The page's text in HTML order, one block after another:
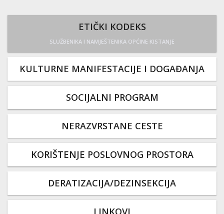
ETIČKI KODEKS
SLUŽBENIKA I NAMJEŠTENIKA OPĆINE KISTANJE
KULTURNE MANIFESTACIJE I DOGAĐANJA
SOCIJALNI PROGRAM
NERAZVRSTANE CESTE
KORIŠTENJE POSLOVNOG PROSTORA
DERATIZACIJA/DEZINSEKCIJA